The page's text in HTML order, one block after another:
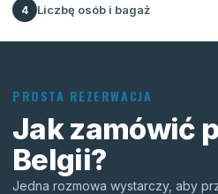
4 Liczbę osób i bagaż
PROSTA REZERWACJA
Jak zamówić
Belgii?
Jedna rozmowa wystarczy, aby